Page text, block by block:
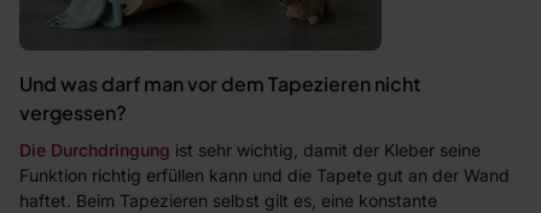
Und was darf man vor dem Tapezieren nicht
vergessen?
Die Durchdringung ist sehr wichtig, damit der Kleber seine
Funktion richtig erfüllen kann und die Tapete gut an der Wand
haftet. Beim Tapezieren selbst gilt es, eine konstante